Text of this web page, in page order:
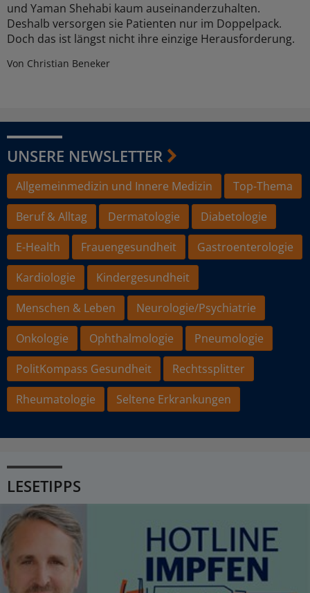
und Yaman Shehabi kaum auseinanderzuhalten.
Deshalb versorgen sie Patienten nur im Doppelpack.
Doch das ist längst nicht ihre einzige Herausforderung.
Von Christian Beneker
UNSERE NEWSLETTER
Allgemeinmedizin und Innere Medizin
Top-Thema
Beruf & Alltag
Dermatologie
Diabetologie
E-Health
Frauengesundheit
Gastroenterologie
Kardiologie
Kindergesundheit
Menschen & Leben
Neurologie/Psychiatrie
Onkologie
Ophthalmologie
Pneumologie
PolitKompass Gesundheit
Rechtssplitter
Rheumatologie
Seltene Erkrankungen
LESETIPPS